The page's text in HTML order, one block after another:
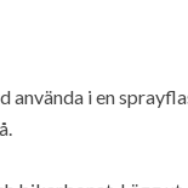
använda i en